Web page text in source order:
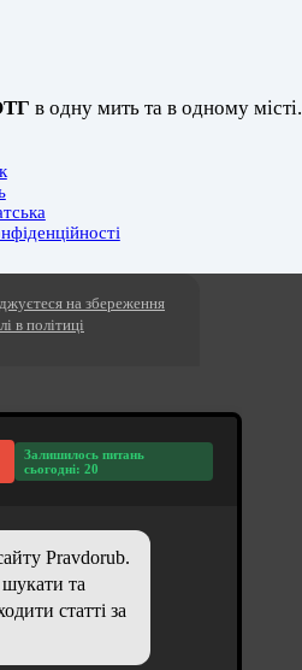
в одну мить та в одному місті.
на збереження
в політиці
Залишилось питань
сьогодні: 20
Pravdorub.
та
статті за